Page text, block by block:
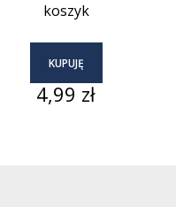
koszyk
KUPUJĘ
Cena
4,99 zł